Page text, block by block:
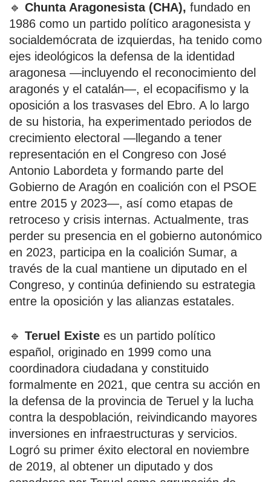
🔹 Chunta Aragonesista (CHA), fundado en
1986 como un partido político aragonesista y
socialdemócrata de izquierdas, ha tenido como
ejes ideológicos la defensa de la identidad
aragonesa —incluyendo el reconocimiento del
aragonés y el catalán—, el ecopacifismo y la
oposición a los trasvases del Ebro. A lo largo
de su historia, ha experimentado periodos de
crecimiento electoral —llegando a tener
representación en el Congreso con José
Antonio Labordeta y formando parte del
Gobierno de Aragón en coalición con el PSOE
entre 2015 y 2023—, así como etapas de
retroceso y crisis internas. Actualmente, tras
perder su presencia en el gobierno autonómico
en 2023, participa en la coalición Sumar, a
través de la cual mantiene un diputado en el
Congreso, y continúa definiendo su estrategia
entre la oposición y las alianzas estatales.
🔹 Teruel Existe es un partido político
español, originado en 1999 como una
coordinadora ciudadana y constituido
formalmente en 2021, que centra su acción en
la defensa de la provincia de Teruel y la lucha
contra la despoblación, reivindicando mayores
inversiones en infraestructuras y servicios.
Logró su primer éxito electoral en noviembre
de 2019, al obtener un diputado y dos